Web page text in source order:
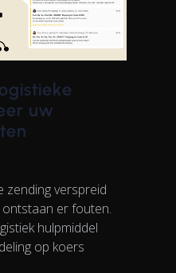
uw
zending verspreid
er fouten.
hulpmiddel
op koers